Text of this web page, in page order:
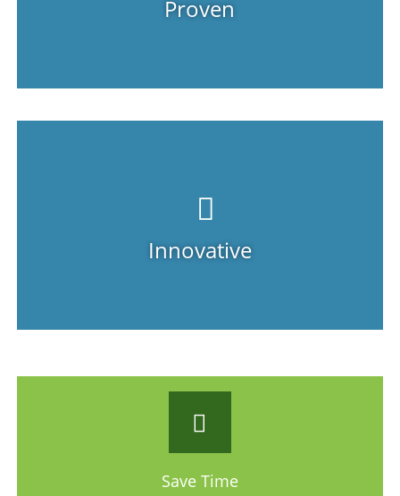
Save Time